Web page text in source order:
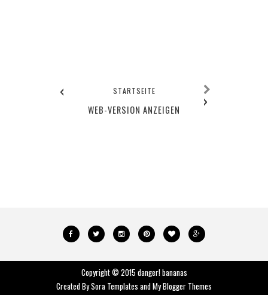
‹ ›
STARTSEITE
WEB-VERSION ANZEIGEN
Copyright © 2015 danger! bananas
Created BySora Templates andMy Blogger Themes